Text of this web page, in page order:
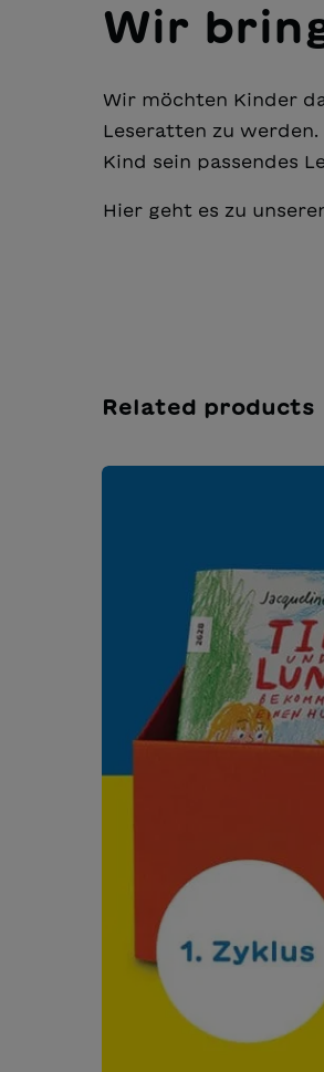
Wir
Wir möchten Kinder
Leseratten zu
Kind sein passendes
Hier geht es zu
Related products